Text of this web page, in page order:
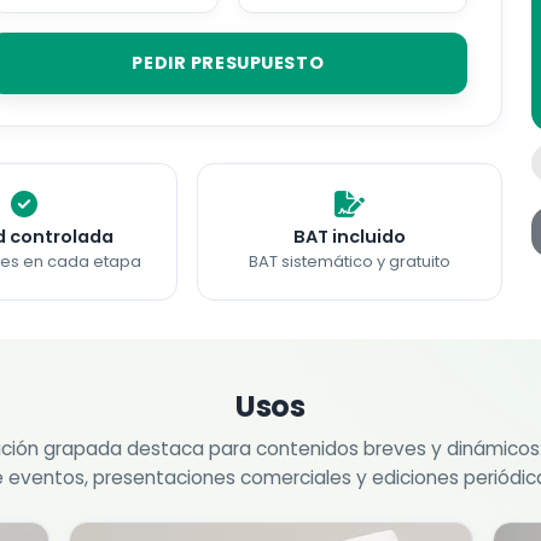
PEDIR PRESUPUESTO
controlada
en cada etapa
BAT incluido
BAT sistemático y gratuito
Usos
grapada destaca para contenidos breves y
eventos, presentaciones comerciales y ediciones